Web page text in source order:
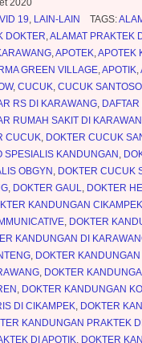
2020
19, LAIN-LAIN TAGS:
DOKTER,ALAMAT PRAKTEK
,APOTEK,APOTEK
GREEN VILLAGE,APOTIK,
, CUCUK, CUCUK SANTOSO
RS DI KARAWANG,
RUMAH SAKIT DI
CUCUK, DOKTER CUCUK
SPESIALIS KANDUNGAN,
OBGYN, DOKTER CUCUK
, DOKTER GAUL, DOKTER
KANDUNGAN CIKAMPEK
, DOKTER
KANDUNGAN DI
, DOKTER
, DOKTER
, DOKTER KANDUNGAN
DI CIKAMPEK, DOKTER
KANDUNGAN PRAKTEK
DI APOTIK, DOKTER